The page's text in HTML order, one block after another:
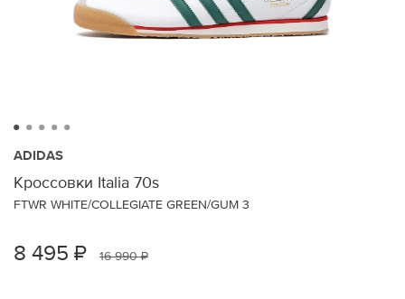
ADIDAS
Кроссовки Italia 70s
FTWR WHITE/COLLEGIATE GREEN/GUM 3
8 495 ₽ 16 990 ₽